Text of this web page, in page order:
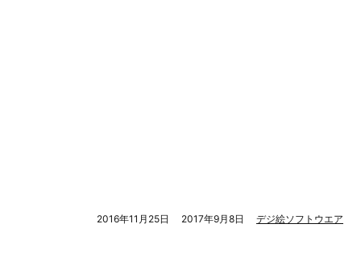
2016年11月25日 2017年9月8日 デジ絵ソフトウエア